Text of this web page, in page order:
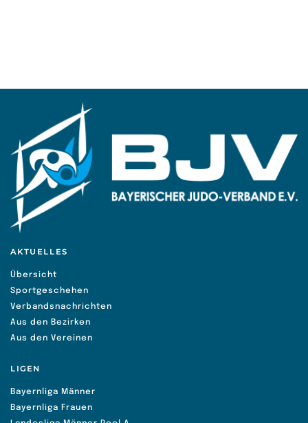
AKTUELLES
Übersicht
Sportgeschehen
Verbandsnachrichten
Aus den Bezirken
Aus den Vereinen
LIGEN
Bayernliga Männer
Bayernliga Frauen